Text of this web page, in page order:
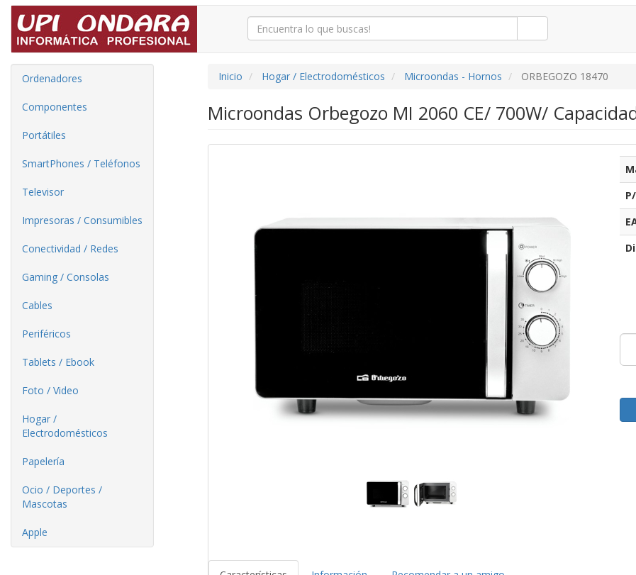
Ordenadores
Componentes
Portátiles
SmartPhones / Teléfonos
Televisor
Impresoras / Consumibles
Conectividad / Redes
Gaming / Consolas
Cables
Periféricos
Tablets / Ebook
Foto / Video
Hogar /
Electrodomésticos
Papelería
Ocio / Deportes /
Mascotas
Apple
Inicio Hogar / Electrodomésticos Microondas - Hornos ORBEGOZO 18470
Microondas Orbegozo MI 2060 CE/ 700W/